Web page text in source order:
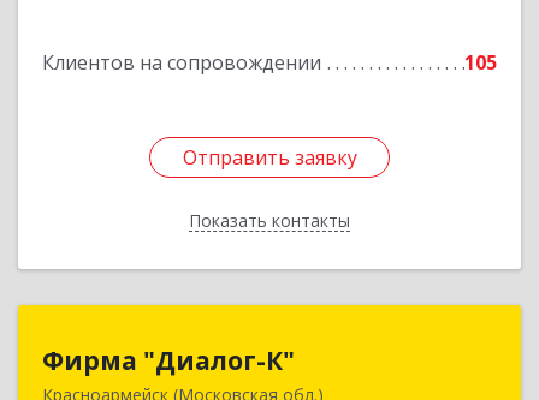
Клиентов на сопровождении 105
Отправить заявку
Показать контакты
Отправить заявку
Назад
Фирма "Диалог-К"
Красноармейск (Московская обл.)